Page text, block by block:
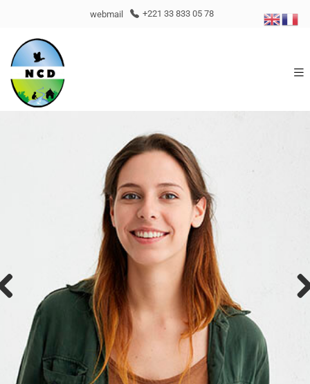
webmail +221 33 833 05 78